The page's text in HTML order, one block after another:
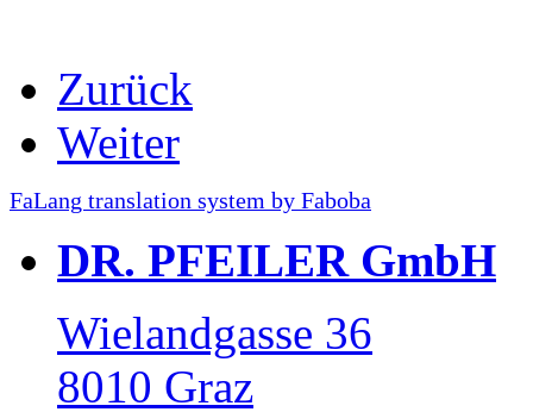
Zurück
Weiter
FaLang translation system by Faboba
DR. PFEILER GmbH
Wielandgasse 36
8010 Graz